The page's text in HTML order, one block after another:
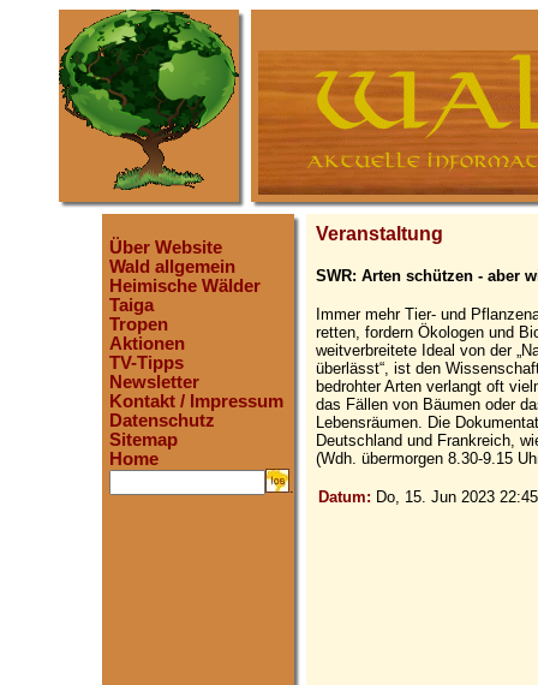
Über Website
Wald allgemein
Heimische Wälder
Taiga
Tropen
Aktionen
TV-Tipps
Newsletter
Kontakt / Impressum
Datenschutz
Sitemap
Home
.
Veranstaltung
SWR: Arten schützen - aber
Immer mehr Tier- und
retten, fordern Ökologen und
weitverbreitete Ideal von der
überlässt“, ist den
bedrohter Arten verlangt oft
das Fällen von Bäumen oder
Lebensräumen. Die
Deutschland und Frankreich,
(Wdh. übermorgen 8.30-9.15
Datum: Do, 15. Jun 2023